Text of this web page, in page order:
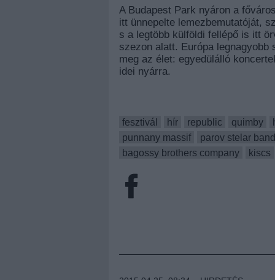
A Budapest Park nyáron a
itt ünnepelte lemezbemutatóját,
s a legtöbb külföldi fellépő is itt
szezon alatt. Európa
meg az élet: egyedülálló
idei nyárra.
fesztivál
hír republic quimby
punnany massif
parov stelar band
bagossy brothers company
kiscs